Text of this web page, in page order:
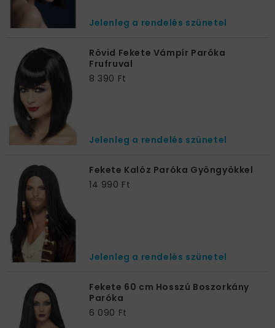
Jelenleg a rendelés szünetel
Rövid Fekete Vámpír Paróka
Frufruval
8 390 Ft
Jelenleg a rendelés szünetel
Fekete Kalóz Paróka Gyöngyökkel
14 990 Ft
Jelenleg a rendelés szünetel
Fekete 60 cm Hosszú Boszorkány
Paróka
6 090 Ft